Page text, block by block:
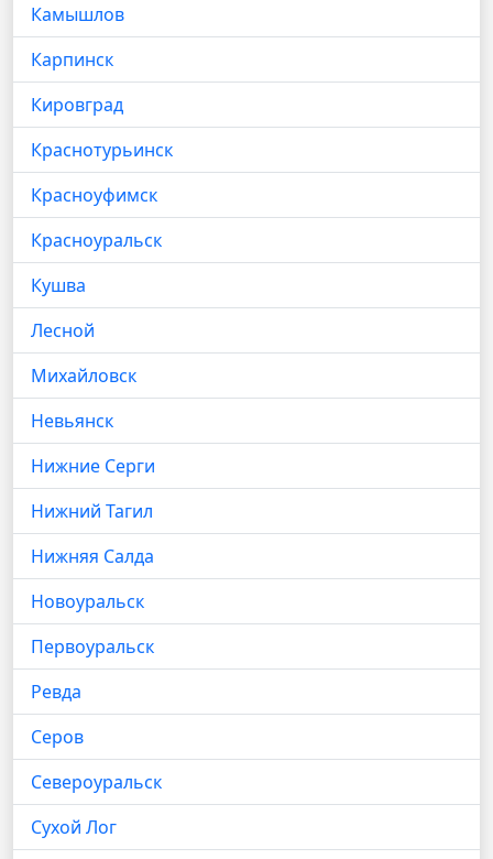
Камышлов
Карпинск
Кировград
Краснотурьинск
Красноуфимск
Красноуральск
Кушва
Лесной
Михайловск
Невьянск
Нижние Серги
Нижний Тагил
Нижняя Салда
Новоуральск
Первоуральск
Ревда
Серов
Североуральск
Сухой Лог